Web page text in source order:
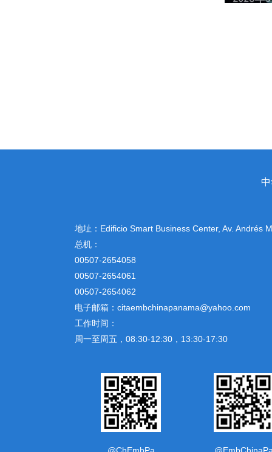
地址： Edificio Smart Business Center, Av. Andrés
总机：
00507-2654058
00507-2654061
00507-2654062
电子邮箱：citaembchinapanama@yahoo.com
工作时间：
周一至周五，08:30-12:30，13:30-17:30